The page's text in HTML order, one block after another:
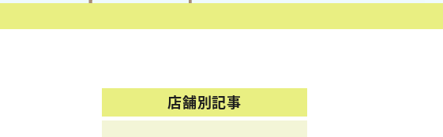
店舗別記事